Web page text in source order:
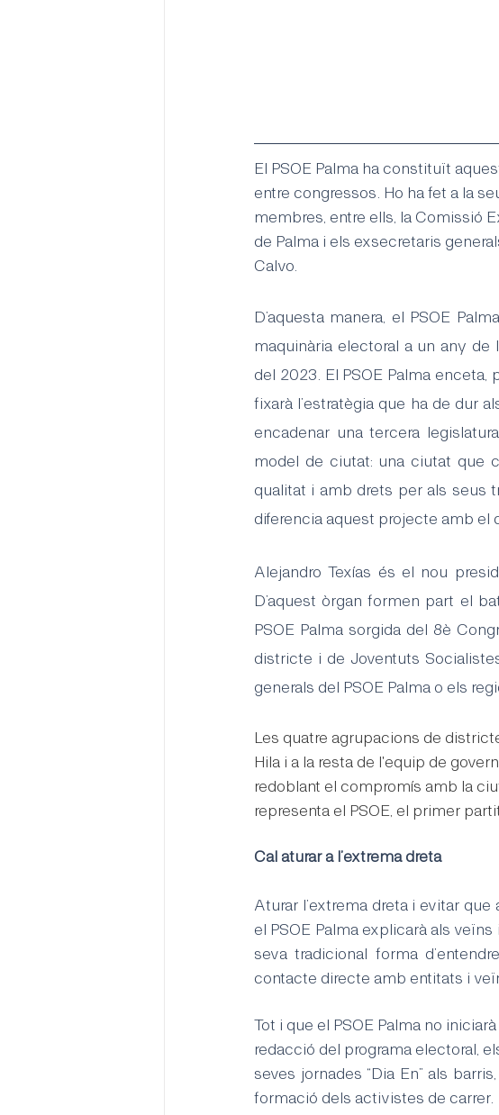
El PSOE Palma ha constituït
entre congressos. Ho ha fet a la
membres, entre ells, la Comissió
de Palma i els exsecretaris
Calvo.
D’aquesta manera, el PSOE
maquinària electoral a un any
del 2023. El PSOE Palma
fixarà l’estratègia que ha de dur
encadenar una tercera
model de ciutat: una ciutat que
qualitat i amb drets per als seus
diferencia aquest projecte amb el
Alejandro Texías és el nou
D’aquest òrgan formen part el
PSOE Palma sorgida del 8è
districte i de Joventuts
generals del PSOE Palma o els
Les quatre agrupacions de
Hila i a la resta de l'equip de
redoblant el compromís amb la
representa el PSOE, el primer
Cal aturar a l’extrema dreta
Aturar l’extrema dreta i evitar
el PSOE Palma explicarà als
seva tradicional forma
contacte directe amb entitats i
Tot i que el PSOE Palma no
redacció del programa electoral,
seves jornades “Dia En” als
formació dels activistes de carrer.